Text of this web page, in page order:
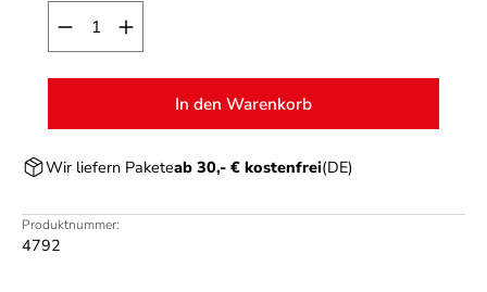
Produkt Anzahl: Gib den gewünschten Wert
In den Warenkorb
Wir liefern Paketeab 30,- € kostenfrei(DE)
Produktnummer:
4792